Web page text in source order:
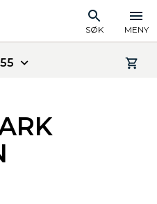
SØK MENY